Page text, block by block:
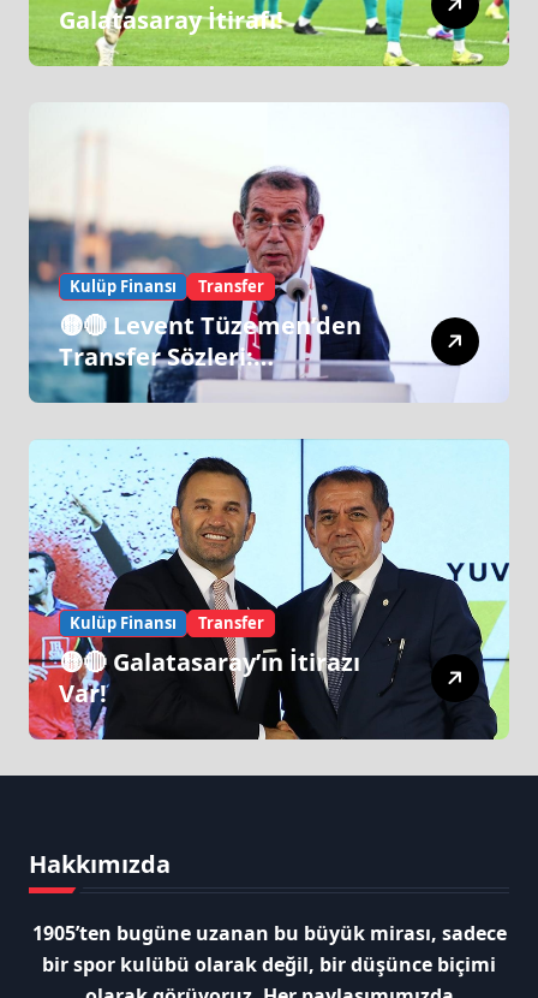
Galatasaray İtirafı!
Kulüp Finansı Transfer
🟡🔴 Levent Tüzemen’den
Transfer Sözleri:
“Galatasaray’ın Zirve
Kulüp Finansı Transfer
🟡🔴 Galatasaray’ın İtirazı
Var!
Hakkımızda
1905’ten bugüne uzanan bu büyük mirası, sadece
bir spor kulübü olarak değil, bir düşünce biçimi